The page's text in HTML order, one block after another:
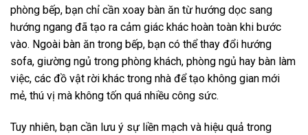
phòng bếp, bạn chỉ cần xoay bàn ăn từ hướng dọc sang
hướng ngang đã tạo ra cảm giác khác hoàn toàn khi bước
vào. Ngoài bàn ăn trong bếp, bạn có thể thay đổi hướng
sofa, giường ngủ trong phòng khách, phòng ngủ hay bàn làm
việc, các đồ vật rời khác trong nhà để tạo không gian mới
mẻ, thú vị mà không tốn quá nhiều công sức.
Tuy nhiên, bạn cần lưu ý sự liền mạch và hiệu quả trong